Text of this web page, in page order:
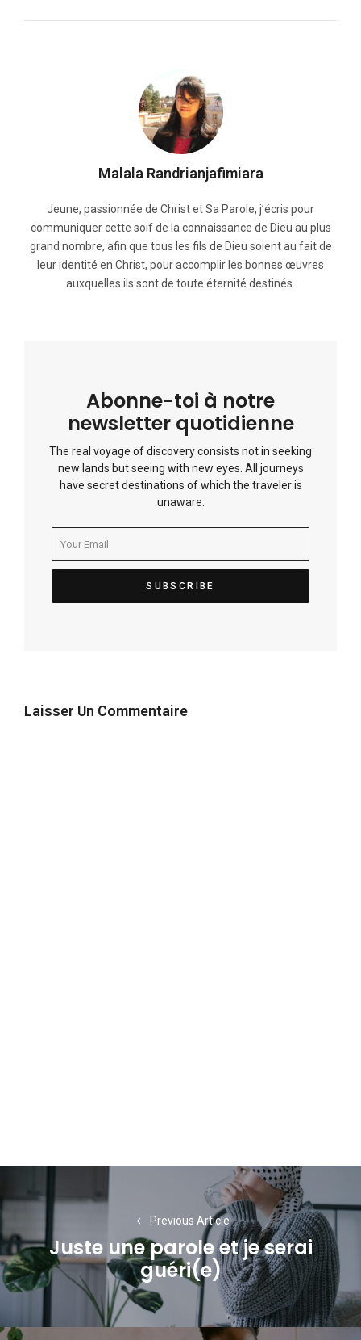
Malala Randrianjafimiara
Jeune, passionnée de Christ et Sa Parole, j’écris pour
communiquer cette soif de la connaissance de Dieu au plus
grand nombre, afin que tous les fils de Dieu soient au fait de
leur identité en Christ, pour accomplir les bonnes œuvres
auxquelles ils sont de toute éternité destinés.
Abonne-toi à notre
newsletter quotidienne
The real voyage of discovery consists not in seeking
new lands but seeing with new eyes. All journeys
have secret destinations of which the traveler is
unaware.
Laisser Un Commentaire
Navigation
de
l’article
Previous Article
Previous
post:
Juste une parole et je serai
guéri(e)